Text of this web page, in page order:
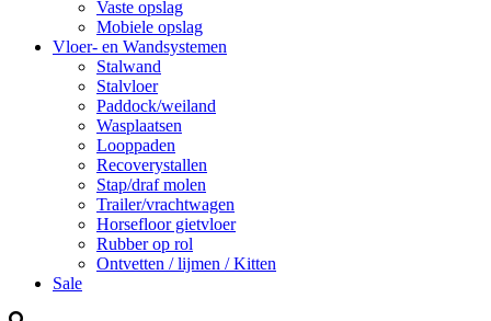
Vaste opslag
Mobiele opslag
Vloer- en Wandsystemen
Stalwand
Stalvloer
Paddock/weiland
Wasplaatsen
Looppaden
Recoverystallen
Stap/draf molen
Trailer/vrachtwagen
Horsefloor gietvloer
Rubber op rol
Ontvetten / lijmen / Kitten
Sale